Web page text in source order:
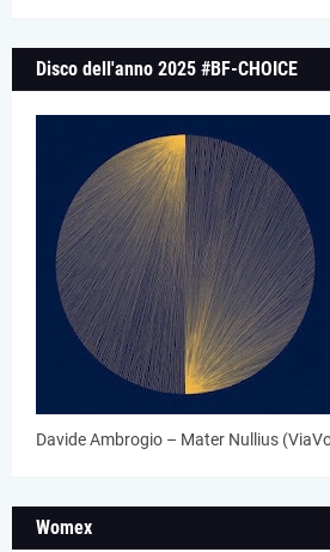
Disco dell'anno 2025 #BF-CHOICE
Davide Ambrogio – Mater Nullius
Womex